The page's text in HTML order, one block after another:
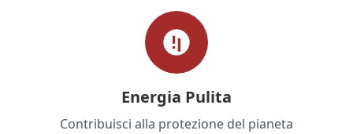
Energia Pulita
Contribuisci alla protezione del pianeta